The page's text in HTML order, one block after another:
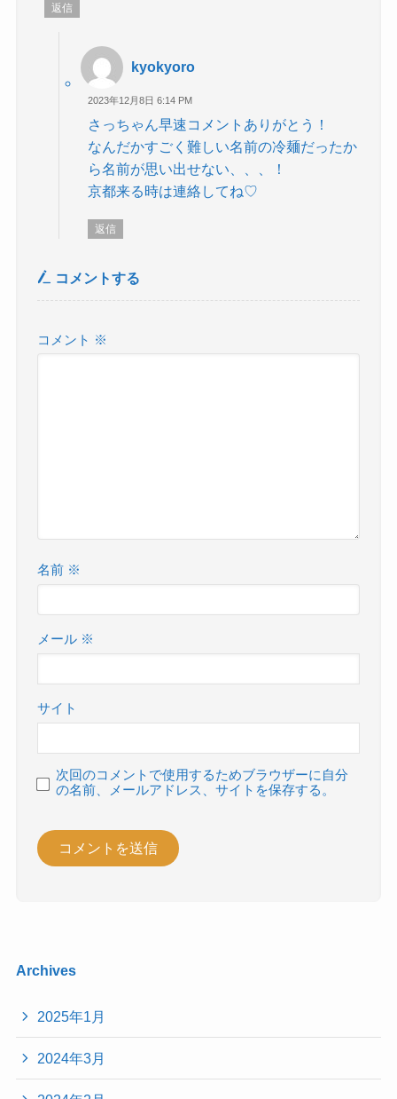
返信
kyokyoro
2023年12月8日 6:14 PM
さっちゃん早速コメントありがとう！
なんだかすごく難しい名前の冷麺だったか
ら名前が思い出せない、、、！
京都来る時は連絡してね♡
返信
コメントする
コメント ※
名前 ※
メール ※
サイト
次回のコメントで使用するためブラウザーに自分
の名前、メールアドレス、サイトを保存する。
Archives
2025年1月
2024年3月